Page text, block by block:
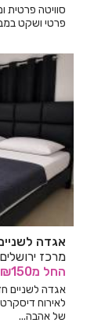
סוויטה פרטית
פרטי ושקט
אגדה
מרכז ירושלים
החל מ₪150
אגדה לשניים
לאירוח
של אהבה...